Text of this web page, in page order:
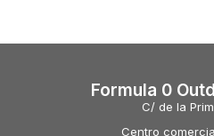
Formula 0
C/ de la
Centro